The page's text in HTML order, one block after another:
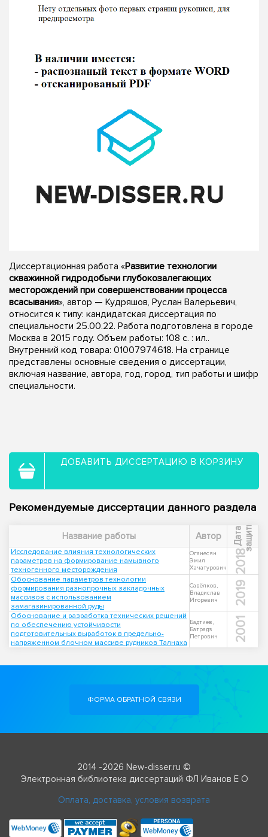
Диссертационная работа «Развитие технологии
скважинной гидродобычи глубокозалегающих
месторождений при совершенствовании процесса
всасывания», автор — Кудряшов, Руслан Валерьевич,
относится к типу: кандидатская диссертация по
специальности 25.00.22. Работа подготовлена в городе
Москва в 2015 году. Объем работы: 108 с. : ил..
Внутренний код товара: 01007974618. На странице
представлены основные сведения о диссертации,
включая название, автора, год, город, тип работы и шифр
специальности.
ДОБАВИТЬ ДИССЕРТАЦИЮ В КОРЗИНУ
Рекомендуемые диссертации данного раздела
Название работы Автор Д
а
т
а
з
а
щ
и
т ы
Исследование влияния технологических
параметров на формирование намывного
техногенного месторождения
Оганесян
Эмил
Хачатурович
2018
Обоснование параметров технологии
формирования разнопрочных закладочных
массивов с использованием
замагазинированной руды
Савёлков,
Владислав
Игоревич
2019
Обоснование и разработка технических решений
по обеспечению устойчивости
подготовительных выработок в предельно-
напряженном блочном массиве рудников Талнаха
Бадтиев,
Батрадз
Петрович
2001
ФОРМА ОБРАТНОЙ СВЯЗИ
2014 -2026 New-disser.ru ©
Электронная библиотека диссертаций ФЛ Иванов Е О
Оплата, доставка, условия возврата